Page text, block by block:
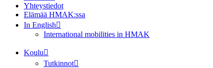
Yhteystiedot
Elämää HMAK:ssa
In English
International mobilities in HMAK
Koulu
Tutkinnot